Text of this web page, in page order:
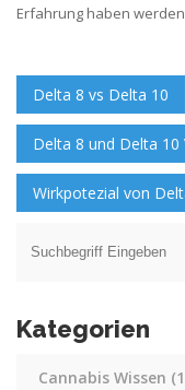
Erfahrung haben
Delta 8 vs Delta 10
Delta 8 und Delta 10
Wirkpotezial von
Kategorien
Cannabis Wissen